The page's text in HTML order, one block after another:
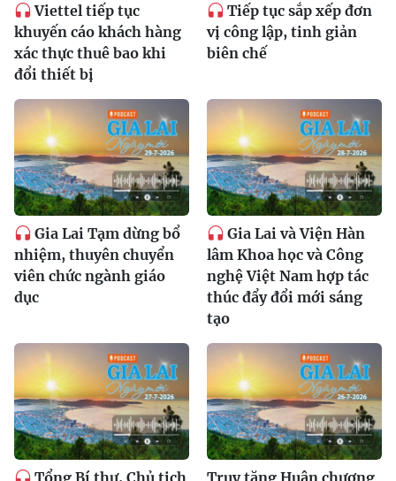
Viettel tiếp tục
khuyến cáo khách hàng
xác thực thuê bao khi
đổi thiết bị
Tiếp tục sắp xếp đơn
vị công lập, tinh giản
biên chế
Gia Lai Tạm dừng bổ
nhiệm, thuyên chuyển
viên chức ngành giáo
dục
Gia Lai và Viện Hàn
lâm Khoa học và Công
nghệ Việt Nam hợp tác
thúc đẩy đổi mới sáng
tạo
Tổng Bí thư, Chủ tịch Truy tặng Huân chương